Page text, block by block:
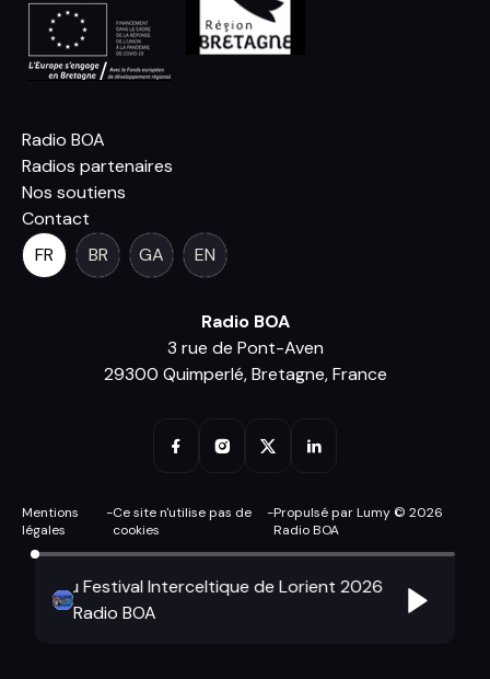
Radio BOA
Radios partenaires
Nos soutiens
Contact
FR
BR GA EN
Radio BOA
3 rue de Pont-Aven
29300 Quimperlé, Bretagne, France
Mentions
légales
-Ce site n'utilise pas de
cookies
-Propulsé par Lumy © 2026
Radio BOA
du Festival Interceltique de Lorient 2026
Le journal
Radio BOA